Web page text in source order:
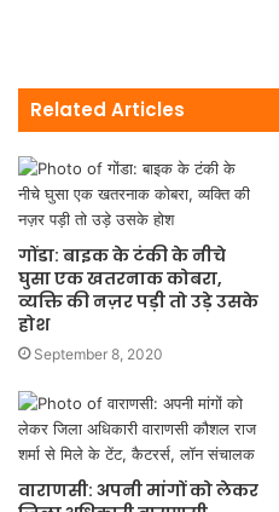
Related Articles
गोंडा: बाइक के टंकी के नीचे
घुसा एक खतरनाक कोबरा,
व्यक्ति की नज़र पड़ी तो उड़े उसके
होश
September 8, 2020
वाराणसी: अपनी मांगों को लेकर